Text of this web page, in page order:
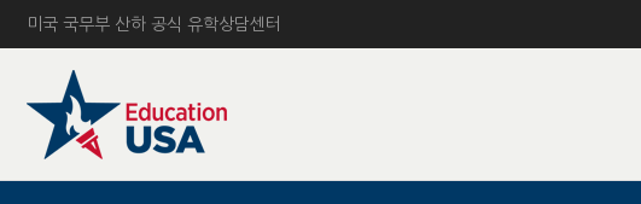
미국 국무부 산하 공식 유학상담센터